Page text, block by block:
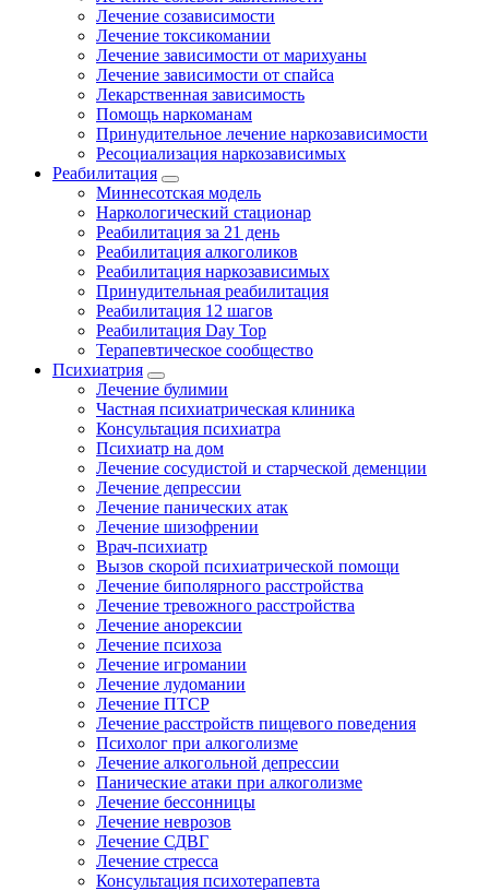
Лечение созависимости
Лечение токсикомании
Лечение зависимости от марихуаны
Лечение зависимости от спайса
Лекарственная зависимость
Помощь наркоманам
Принудительное лечение наркозависимости
Ресоциализация наркозависимых
Реабилитация
Миннесотская модель
Наркологический стационар
Реабилитация за 21 день
Реабилитация алкоголиков
Реабилитация наркозависимых
Принудительная реабилитация
Реабилитация 12 шагов
Реабилитация Day Top
Терапевтическое сообщество
Психиатрия
Лечение булимии
Частная психиатрическая клиника
Консультация психиатра
Психиатр на дом
Лечение сосудистой и старческой деменции
Лечение депрессии
Лечение панических атак
Лечение шизофрении
Врач-психиатр
Вызов скорой психиатрической помощи
Лечение биполярного расстройства
Лечение тревожного расстройства
Лечение анорексии
Лечение психоза
Лечение игромании
Лечение лудомании
Лечение ПТСР
Лечение расстройств пищевого поведения
Психолог при алкоголизме
Лечение алкогольной депрессии
Панические атаки при алкоголизме
Лечение бессонницы
Лечение неврозов
Лечение СДВГ
Лечение стресса
Консультация психотерапевта